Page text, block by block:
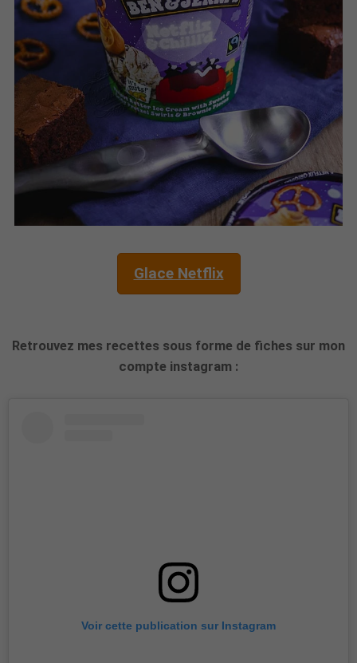
Glace Netflix
Retrouvez mes recettes sous forme de fiches sur mon
compte instagram :
Voir cette publication sur Instagram